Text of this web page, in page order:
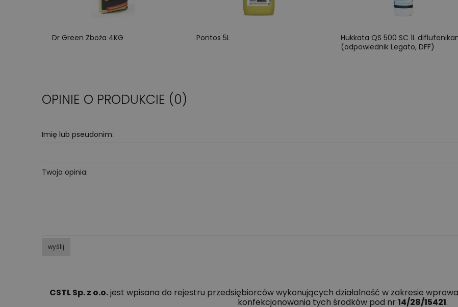
Dr Green Zboża 4KG Pontos 5L
Hukkata QS 500 SC 1L
(odpowiednik Legato, DFF)
OPINIE O PRODUKCIE (0)
Imię lub pseudonim:
Twoja opinia:
wyślij
CSTL Sp. z o.o.jest wpisana do rejestru przedsiębiorców wykonujących działalność w zakresie
konfekcjonowania tych środków pod nr 14/28/15421.